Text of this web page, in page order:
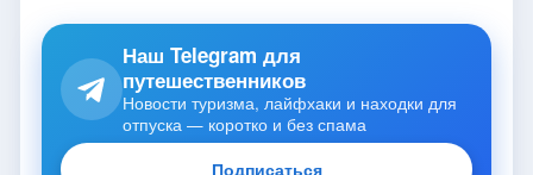
Наш Telegram для
путешественников
Новости туризма, лайфхаки и находки для
отпуска — коротко и без спама
Подписаться